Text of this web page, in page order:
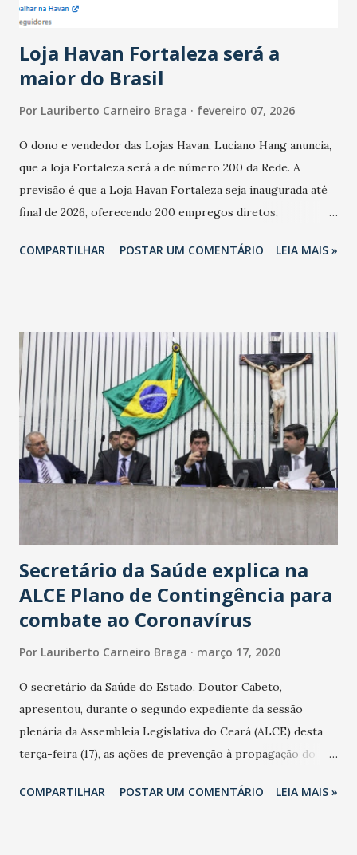
novembro. Em relação a outubro, o faturamento também
cresceu. De acordo com a pesquisa, 44% dos n...
Loja Havan Fortaleza será a
maior do Brasil
Por Lauriberto Carneiro Braga fevereiro 07, 2026
O dono e vendedor das Lojas Havan, Luciano Hang anuncia,
que a loja Fortaleza será a de número 200 da Rede. A
previsão é que a Loja Havan Fortaleza seja inaugurada até
final de 2026, oferecendo 200 empregos diretos,
Havan Fortaleza ainda não foi anunciada oficialmente, mas
COMPARTILHAR POSTAR UM COMENTÁRIO LEIA MAIS »
Secretário da Saúde explica na
ALCE Plano de Contingência para
combate ao Coronavírus
Por Lauriberto Carneiro Braga março 17, 2020
O secretário da Saúde do Estado, Doutor Cabeto,
apresentou, durante o segundo expediente da sessão
plenária da Assembleia Legislativa do Ceará (ALCE) desta
terça-feira (17), as ações de prevenção à propagação do
adotadas pelo Governo do Estado na contenção da
COMPARTILHAR POSTAR UM COMENTÁRIO LEIA MAIS »